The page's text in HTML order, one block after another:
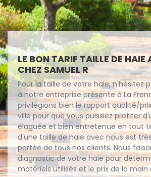
LE BON TARIF TAILLE DE HAIE
CHEZ SAMUEL R
Pour la taille de votre haie, n'hésitez
à notre entreprise présente à La
privilégions bien le rapport qualité/
ville pour que vous puissiez profiter
élaguée et bien entretenue en tout
d'une taille de haie avec nous est
portée de tous nos clients. Nous
diagnostic de votre haie pour
matériels utilisés et le prix de la